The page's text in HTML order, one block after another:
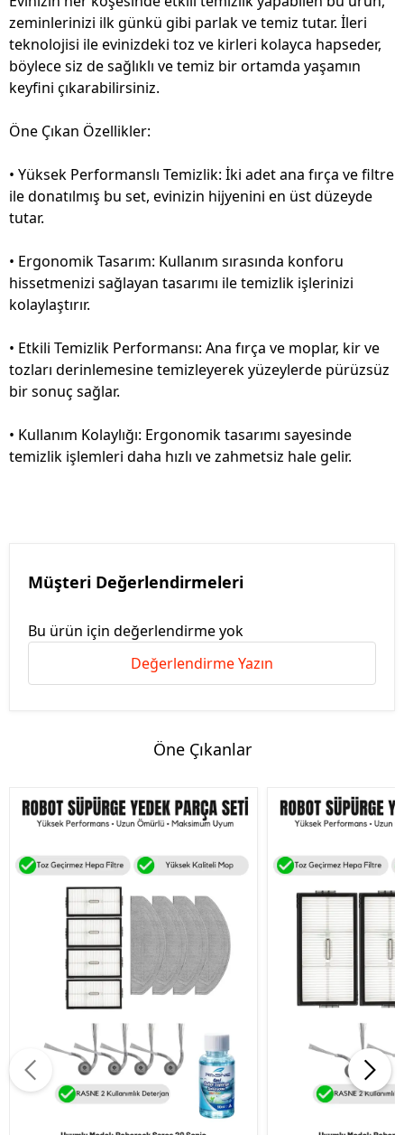
zeminlerinizi ilk günkü gibi parlak ve temiz tutar. İleri
teknolojisi ile evinizdeki toz ve kirleri kolayca hapseder,
böylece siz de sağlıklı ve temiz bir ortamda yaşamın
keyfini çıkarabilirsiniz.
Öne Çıkan Özellikler:
• Yüksek Performanslı Temizlik: İki adet ana fırça ve filtre
ile donatılmış bu set, evinizin hijyenini en üst düzeyde
tutar.
• Ergonomik Tasarım: Kullanım sırasında konforu
hissetmenizi sağlayan tasarımı ile temizlik işlerinizi
kolaylaştırır.
• Etkili Temizlik Performansı: Ana fırça ve moplar, kir ve
tozları derinlemesine temizleyerek yüzeylerde pürüzsüz
bir sonuç sağlar.
• Kullanım Kolaylığı: Ergonomik tasarımı sayesinde
temizlik işlemleri daha hızlı ve zahmetsiz hale gelir.
Müşteri Değerlendirmeleri
Bu ürün için değerlendirme yok
Değerlendirme Yazın
Öne Çıkanlar